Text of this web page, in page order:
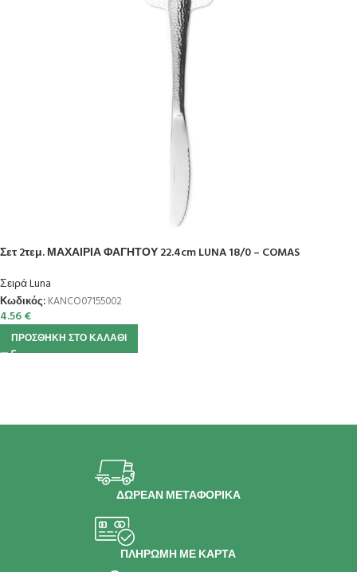
Σετ 2τεμ. ΜΑΧΑΙΡΙΑ ΦΑΓΗΤΟΥ 22.4cm LUNA 18/0 – COMAS
Σειρά Luna
Κωδικός: KANCO07155002
4.56€
ΠΡΟΣΘΉΚΗ ΣΤΟ ΚΑΛΆΘΙ
ΔΩΡΕΑΝ ΜΕΤΑΦΟΡΙΚΑ
ΠΛΗΡΩΜΗ ΜΕ ΚΑΡΤΑ